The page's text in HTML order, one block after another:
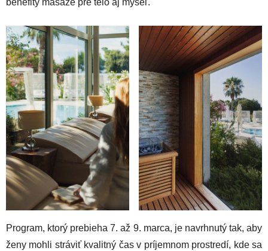
benefity masáže pre telo aj myseľ.
Program, ktorý prebieha 7. až 9. marca, je navrhnutý tak, aby
ženy mohli stráviť kvalitný čas v príjemnom prostredí, kde sa